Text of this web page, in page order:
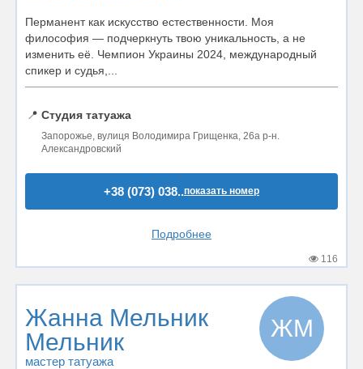
Перманент как искусство естественности. Моя
философия — подчеркнуть твою уникальность, а не
изменить её. Чемпион Украины 2024, международный
спикер и судья,...
📍 Студия татуажа
Запорожье, вулиця Володимира Грищенка, 26а р-н.
Александровский
+38 (073) 038..показать номер
Подробнее
116
Жанна Мельник
Мельник
мастер татуажа
ЖМ